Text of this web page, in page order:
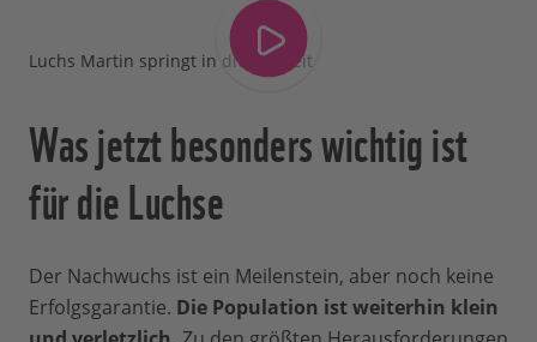
Luchs Martin springt in die Freiheit
Was jetzt besonders wichtig ist
für die Luchse
Der Nachwuchs ist ein Meilenstein, aber noch keine
Erfolgsgarantie. Die Population ist weiterhin klein